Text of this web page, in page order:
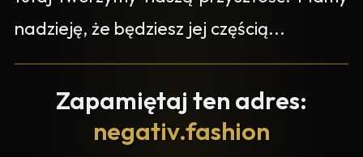
nadzieję, że będziesz jej częścią...
Zapamiętaj ten adres:
negativ.fashion